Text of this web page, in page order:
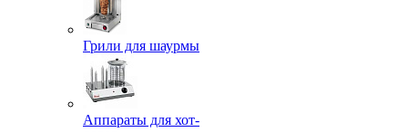
Грили для шаурмы
Аппараты для хот-